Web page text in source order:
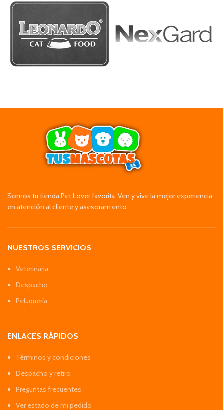
Somos tu tienda Pet Lover favorita. Ven y vive la mejor experiencia
en atención al cliente y asesoramiento
NUESTROS SERVICIOS
Veterinaria
Despacho
Peluquería
ENLACES RÁPIDOS
Términos y condiciones
Despacho y retiro
Preguntas frecuentes
Ver estado de mi pedido